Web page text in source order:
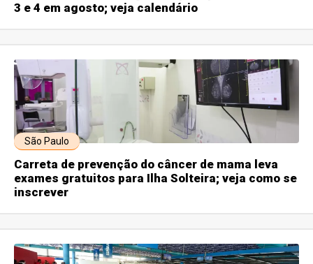
3 e 4 em agosto; veja calendário
São Paulo
Carreta de prevenção do câncer de mama leva
exames gratuitos para Ilha Solteira; veja como se
inscrever